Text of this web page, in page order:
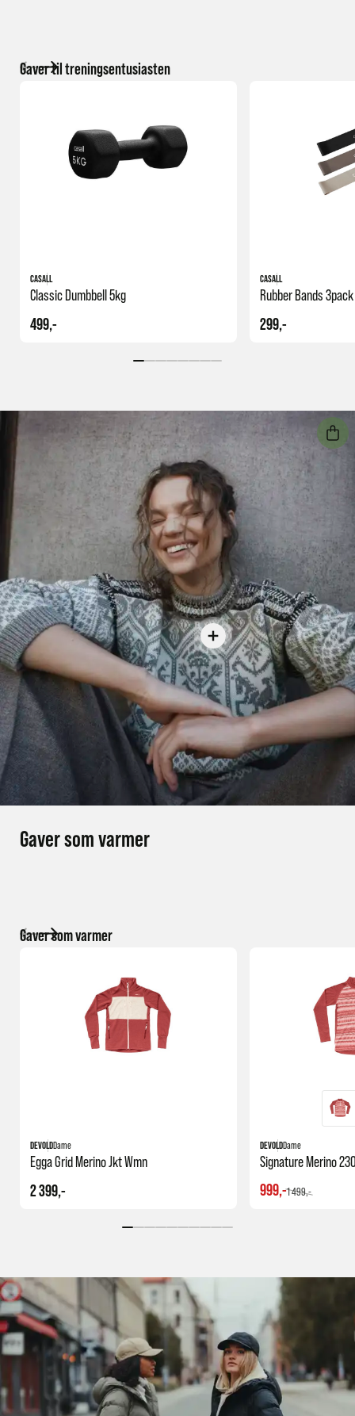
Gaver til treningsentusiasten
CASALL
Classic Dumbbell 5kg
499,-
CASALL
Rubber Bands 3pack
299,-
Gaver som varmer
Gaver som varmer
DEVOLDDame
Egga Grid Merino Jkt Wmn
2 399,-
DEVOLDDame
Signature Merino
1 499,-
999,-